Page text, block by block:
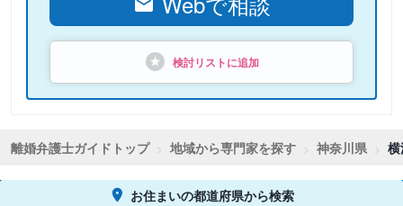
検討リストに追加
離婚弁護士ガイドトップ 地域から専門家を探す 神奈川県
お住まいの都道府県から検索